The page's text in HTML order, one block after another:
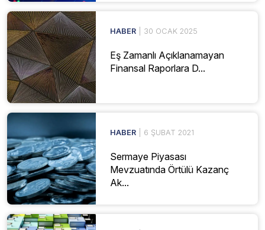
HABER | 30 OCAK 2025
Eş Zamanlı Açıklanamayan
Finansal Raporlara D...
HABER | 6 ŞUBAT 2021
Sermaye Piyasası
Mevzuatında Örtülü Kazanç
Ak...